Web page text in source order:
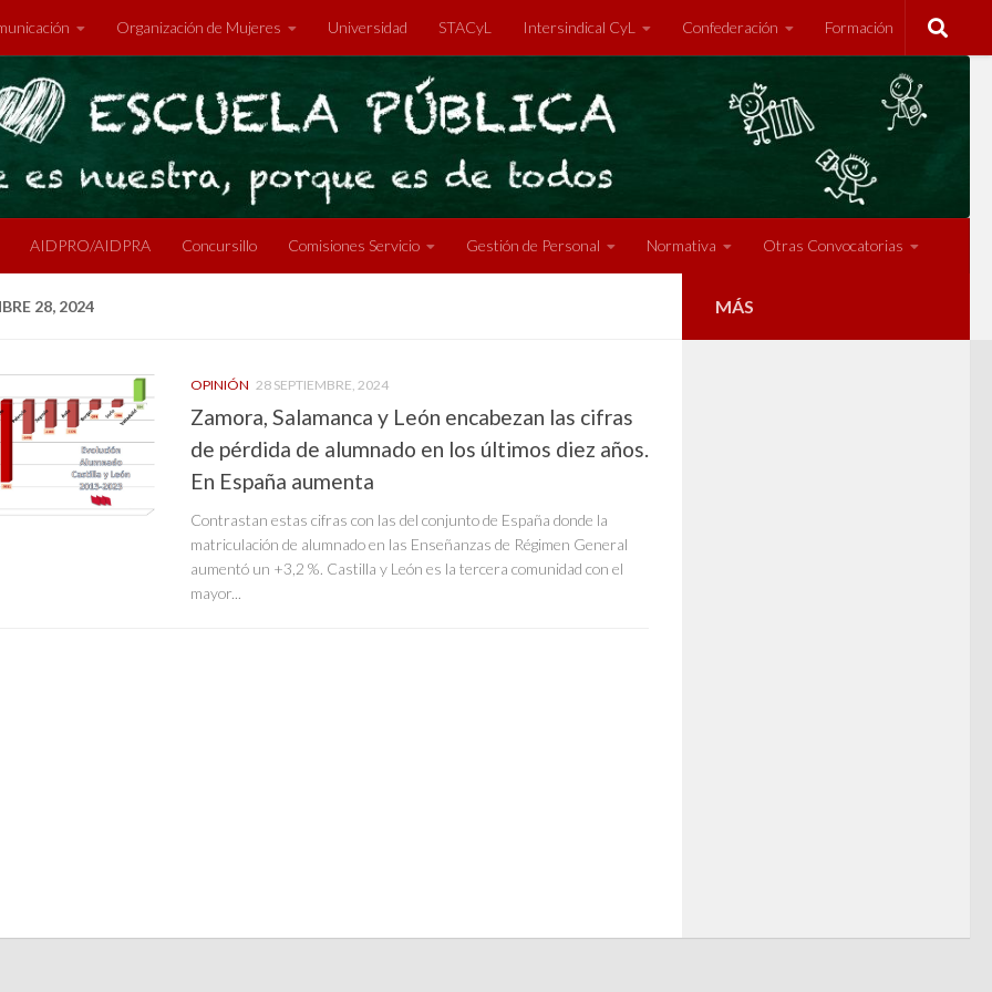
Organización de Mujeres Universidad STACyL Intersindical CyL Confederación Formación
AIDPRO/AIDPRA Concursillo Comisiones Servicio Gestión de Personal Normativa Otras Convocatorias
28, 2024
OPINIÓN 28 SEPTIEMBRE, 2024
Zamora, Salamanca y León encabezan las cifras
de pérdida de alumnado en los últimos diez años.
En España aumenta
Contrastan estas cifras con las del conjunto de España donde la
matriculación de alumnado en las Enseñanzas de Régimen General
aumentó un +3,2 %. Castilla y León es la tercera comunidad con el
mayor...
MÁS